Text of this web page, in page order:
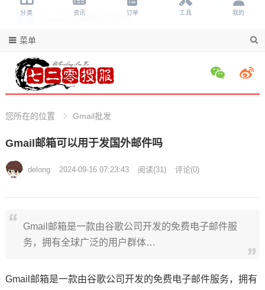
菜单
您所在的位置 Gmail批发
Gmail邮箱可以用于发国外邮件吗
delong 2024-09-16 07:23:43 阅读(31) 评论(0)
Gmail邮箱是一款由谷歌公司开发的免费电子邮件服
务，拥有全球广泛的用户群体…
Gmail邮箱是一款由谷歌公司开发的免费电子邮件服务，拥有